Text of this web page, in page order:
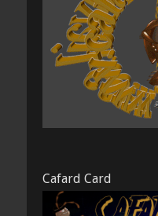
Cafard Card